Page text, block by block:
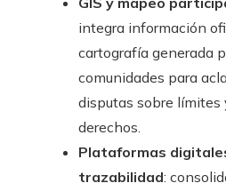
integra información
cartografía generada
comunidades para
disputas sobre límites
derechos.
Plataformas
trazabilidad: